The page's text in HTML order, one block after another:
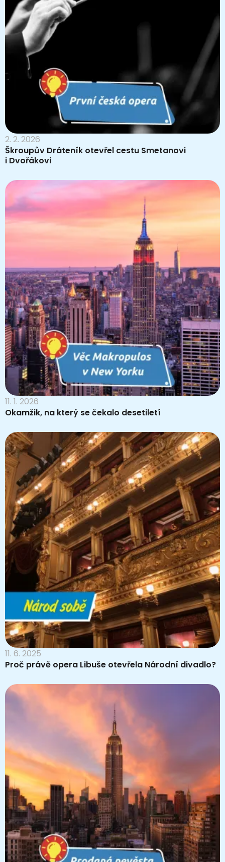
2. 2. 2026
Škroupův Dráteník otevřel cestu Smetanovi
i Dvořákovi
11. 1. 2026
Okamžik, na který se čekalo desetiletí
11. 6. 2025
Proč právě opera Libuše otevřela Národní divadlo?